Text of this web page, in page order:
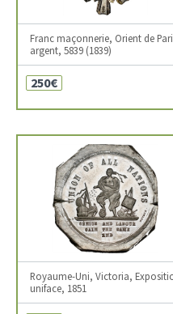
Franc maçonnerie, Orient de
argent, 5839 (1839)
250€
Royaume-Uni, Victoria,
uniface, 1851